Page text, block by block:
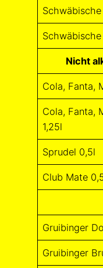
Nicht
Cola, Fanta,
Cola, Fanta,
1,25l
Sprudel 0,5l
Club Mate
Gruibinger
Gruibinger